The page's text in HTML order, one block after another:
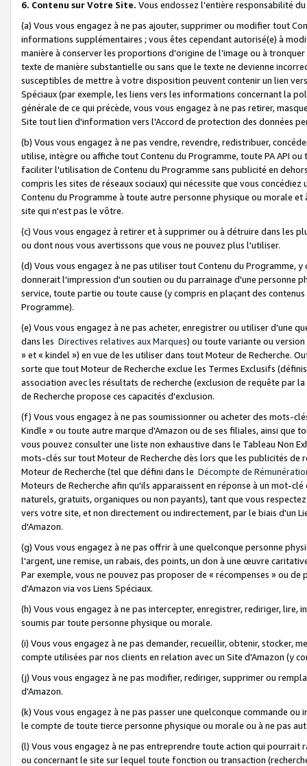
6. Contenu sur Votre Site. Vous endossez l'entière responsabilité
(a) Vous vous engagez à ne pas ajouter, supprimer ou modifier tout
informations supplémentaires ; vous êtes cependant autorisé(e) à
manière à conserver les proportions d’origine de l’image ou à
texte de manière substantielle ou sans que le texte ne devienne
susceptibles de mettre à votre disposition peuvent contenir un lien
Spéciaux (par exemple, les liens vers les informations concernant la
générale de ce qui précède, vous vous engagez à ne pas retirer,
Site tout lien d'information vers l'Accord de protection des données
(b) Vous vous engagez à ne pas vendre, revendre, redistribuer,
utilise, intègre ou affiche tout Contenu du Programme, toute PA API
faciliter l'utilisation de Contenu du Programme sans publicité en
compris les sites de réseaux sociaux) qui nécessite que vous
Contenu du Programme à toute autre personne physique ou morale
site qui n'est pas le vôtre.
(c) Vous vous engagez à retirer et à supprimer ou à détruire dans les
ou dont nous vous avertissons que vous ne pouvez plus l'utiliser.
(d) Vous vous engagez à ne pas utiliser tout Contenu du Programme,
donnerait l'impression d'un soutien ou du parrainage d'une personne
service, toute partie ou toute cause (y compris en plaçant des
Programme).
(e) Vous vous engagez à ne pas acheter, enregistrer ou utiliser d’une
dans les Directives relatives aux Marques) ou toute variante ou
» et « kindel ») en vue de les utiliser dans tout Moteur de Recherche.
sorte que tout Moteur de Recherche exclue les Termes Exclusifs
association avec les résultats de recherche (exclusion de requête
de Recherche propose ces capacités d'exclusion.
(f) Vous vous engagez à ne pas soumissionner ou acheter des mots-
Kindle » ou toute autre marque d'Amazon ou de ses filiales, ainsi que
vous pouvez consulter une liste non exhaustive dans le Tableau Non
mots-clés sur tout Moteur de Recherche dès lors que les publicités de
Moteur de Recherche (tel que défini dans le Décompte de
Moteurs de Recherche afin qu'ils apparaissent en réponse à un mot-
naturels, gratuits, organiques ou non payants), tant que vous
vers votre site, et non directement ou indirectement, par le biais d'un
d'Amazon.
(g) Vous vous engagez à ne pas offrir à une quelconque personne
l'argent, une remise, un rabais, des points, un don à une œuvre
Par exemple, vous ne pouvez pas proposer de « récompenses » ou
d'Amazon via vos Liens Spéciaux.
(h) Vous vous engagez à ne pas intercepter, enregistrer, rediriger,
soumis par toute personne physique ou morale.
(i) Vous vous engagez à ne pas demander, recueillir, obtenir, stocker,
compte utilisées par nos clients en relation avec un Site d'Amazon (y
(j) Vous vous engagez à ne pas modifier, rediriger, supprimer ou
d'Amazon.
(k) Vous vous engagez à ne pas passer une quelconque commande
le compte de toute tierce personne physique ou morale ou à ne pas
(l) Vous vous engagez à ne pas entreprendre toute action qui
ou concernant le site sur lequel toute fonction ou transaction